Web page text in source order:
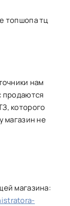
топшопа тц
нам
продаются
которого
магазин не
магазина: